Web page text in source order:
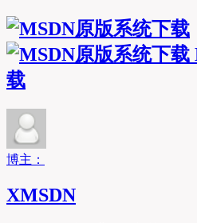
载
博主：
XMSDN